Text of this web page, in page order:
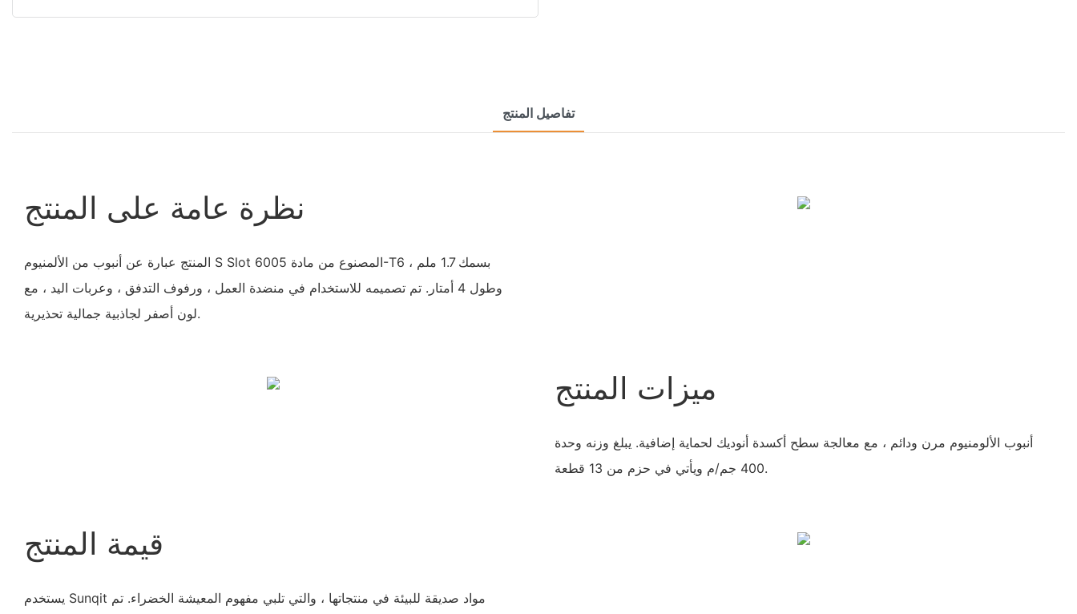
تفاصيل المنتج
نظرة عامة على المنتج
المنتج عبارة عن أنبوب من الألمنيوم S Slot المصنوع من مادة 6005-T6 ، بسمك 1.7 ملم
وطول 4 أمتار. تم تصميمه للاستخدام في منضدة العمل ، ورفوف التدفق ، وعربات اليد ، مع
لون أصفر لجاذبية جمالية تحذيرية.
ميزات المنتج
أنبوب الألومنيوم مرن ودائم ، مع معالجة سطح أكسدة أنوديك لحماية إضافية. يبلغ وزنه وحدة
400 جم/م ويأتي في حزم من 13 قطعة.
قيمة المنتج
يستخدم Sunqit مواد صديقة للبيئة في منتجاتها ، والتي تلبي مفهوم المعيشة الخضراء. تم